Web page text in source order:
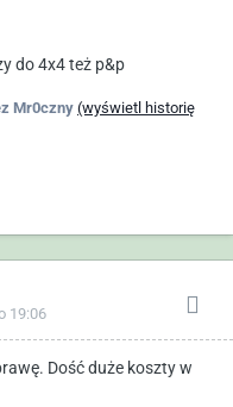
do 4x4 też p&p
Mr0czny(wyświetl historię
19:06
Dość duże koszty w